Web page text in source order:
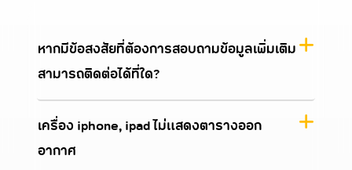
หากมีข้อสงสัยที่ต้องการสอบถามข้อมูลเพิ่มเติม
สามารถติดต่อได้ที่ใด?
เครื่อง iphone, ipad ไม่แสดงตารางออก
อากาศ